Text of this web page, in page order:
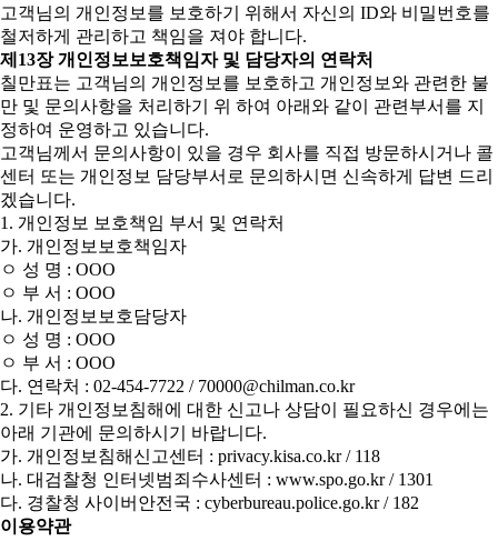
고객님의 개인정보를 보호하기 위해서 자신의 ID와 비밀번호를
철저하게 관리하고 책임을 져야 합니다.
제13장 개인정보보호책임자 및 담당자의 연락처
칠만표는 고객님의 개인정보를 보호하고 개인정보와 관련한 불
만 및 문의사항을 처리하기 위 하여 아래와 같이 관련부서를 지
정하여 운영하고 있습니다.
고객님께서 문의사항이 있을 경우 회사를 직접 방문하시거나 콜
센터 또는 개인정보 담당부서로 문의하시면 신속하게 답변 드리
겠습니다.
1. 개인정보 보호책임 부서 및 연락처
가. 개인정보보호책임자
ㅇ 성 명 : OOO
ㅇ 부 서 : OOO
나. 개인정보보호담당자
ㅇ 성 명 : OOO
ㅇ 부 서 : OOO
다. 연락처 : 02-454-7722 / 70000@chilman.co.kr
2. 기타 개인정보침해에 대한 신고나 상담이 필요하신 경우에는
아래 기관에 문의하시기 바랍니다.
가. 개인정보침해신고센터 : privacy.kisa.co.kr / 118
나. 대검찰청 인터넷범죄수사센터 : www.spo.go.kr / 1301
다. 경찰청 사이버안전국 : cyberbureau.police.go.kr / 182
이용약관